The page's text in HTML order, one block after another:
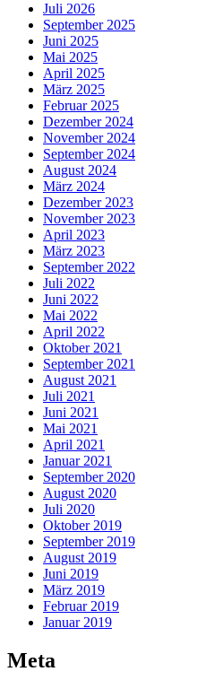
Juli 2026
September 2025
Juni 2025
Mai 2025
April 2025
März 2025
Februar 2025
Dezember 2024
November 2024
September 2024
August 2024
März 2024
Dezember 2023
November 2023
April 2023
März 2023
September 2022
Juli 2022
Juni 2022
Mai 2022
April 2022
Oktober 2021
September 2021
August 2021
Juli 2021
Juni 2021
Mai 2021
April 2021
Januar 2021
September 2020
August 2020
Juli 2020
Oktober 2019
September 2019
August 2019
Juni 2019
März 2019
Februar 2019
Januar 2019
Meta